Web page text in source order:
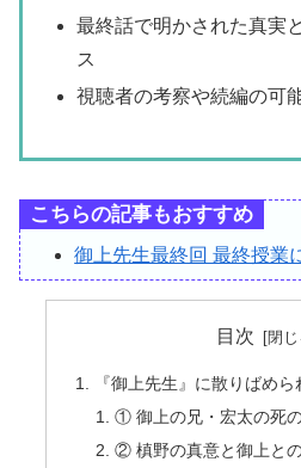
最終話で明かされた真実
ス
視聴者の考察や続編の可
こちらの記事もおすすめ
御上先生最終回 最終授業
目次
『御上先生』に散りばめ
① 御上の兄・宏太の死
② 槙野の真意と御上と